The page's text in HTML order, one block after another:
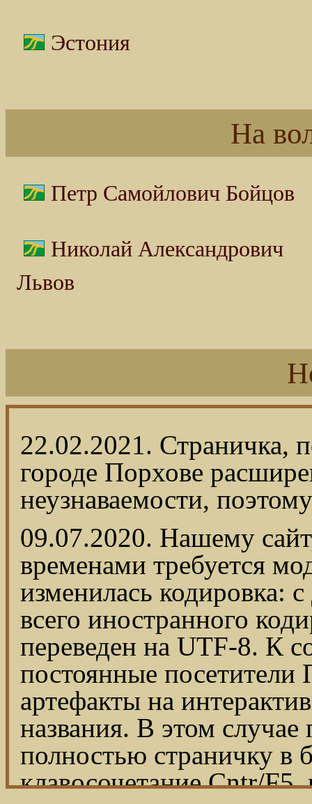
Эстония
На
Петр Самойлович Бойцов
Николай Александрович
Львов
22.02.2021. Страничка,
городе Порхове
неузнаваемости,
09.07.2020. Нашему
временами требуется
изменилась кодировка:
всего иностранного
переведен на UTF-8. К
постоянные посетители
артефакты на
названия. В этом случае
полностью страничку в
клавосочетание Cntr/